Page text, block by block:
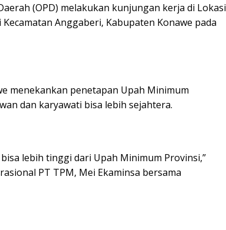
(OPD) melakukan kunjungan kerja di Lokasi
Anggaberi, Kabupaten Konawe pada
menekankan penetapan Upah Minimum
dan karyawati bisa lebih sejahtera.
lebih tinggi dari Upah Minimum Provinsi,”
PT TPM, Mei Ekaminsa bersama